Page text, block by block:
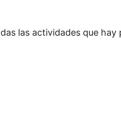
las actividades que hay